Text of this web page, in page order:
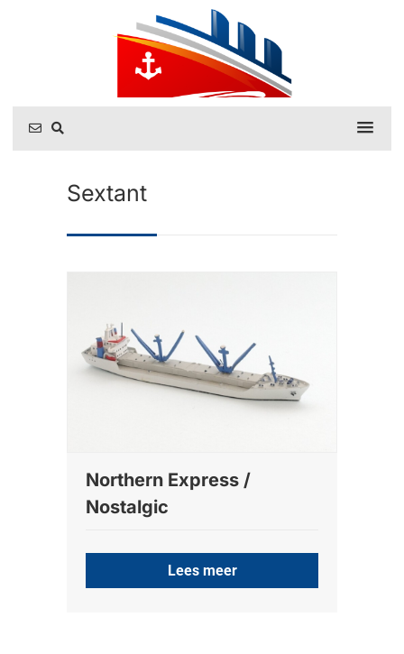
Sextant
Northern Express /
Nostalgic
Lees meer